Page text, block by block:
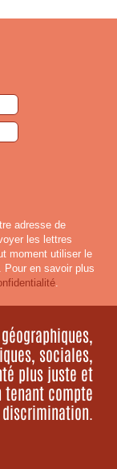
adresse de
les lettres
moment utiliser le
Pour en savoir plus
sociales,
plus juste et
compte